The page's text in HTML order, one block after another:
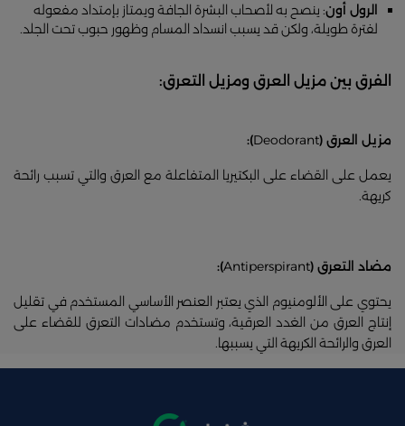
الرول أون: ينصح به لأصحاب البشرة الجافة ويمتاز بإمتداد مفعوله
لفترة طويلة، ولكن قد يسبب انسداد المسام وظهور حبوب تحت الجلد.
الفرق بين مزيل العرق ومزيل التعرق:
مزيل العرق (Deodorant
):
يعمل على القضاء على البكتيريا المتفاعلة مع العرق والتي تسبب رائحة
كريهة.
مضاد التعرق (Antiperspirant
):
يحتوي على الألومنيوم الذي يعتبر العنصر الأساسي المستخدم في تقليل
إنتاج العرق من الغدد العرقية، وتستخدم مضادات التعرق للقضاء على
العرق والرائحة الكريهة التي يسببها.